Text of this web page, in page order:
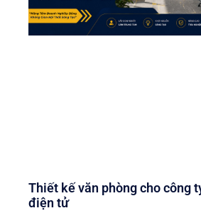
Thiết kế văn phòng cho công
điện tử